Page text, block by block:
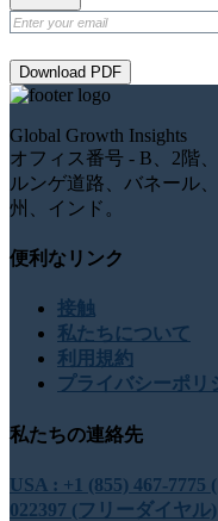
Download PDF
Global Growth Insights
オフィス番号 - B、2階
ルンゲ道路、バネール
州、インド。
便利なリンク
接触
私たちについて
利用規約
プライバシーポリ
私たちの連絡先
USA : +1 (855) 467-
022397 (フリーダイヤル)